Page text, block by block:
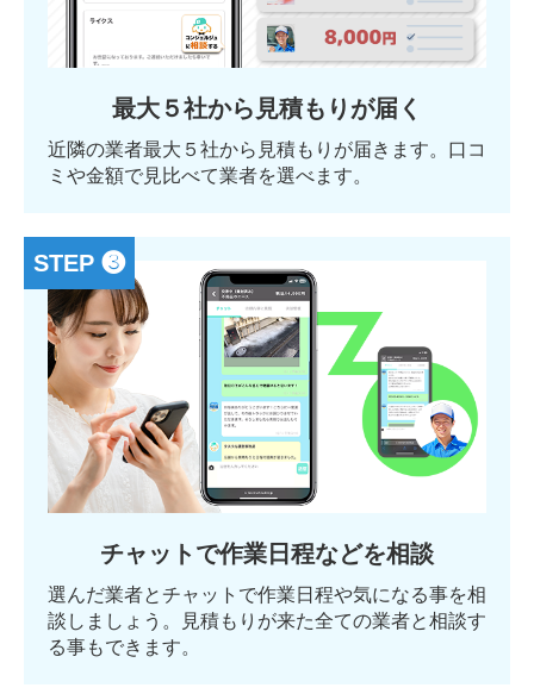
最大５社から見積もりが届く
近隣の業者最大５社から見積もりが届きます。口コ
ミや金額で見比べて業者を選べます。
STEP ❸
チャットで作業日程などを相談
選んだ業者とチャットで作業日程や気になる事を相
談しましょう。見積もりが来た全ての業者と相談す
る事もできます。